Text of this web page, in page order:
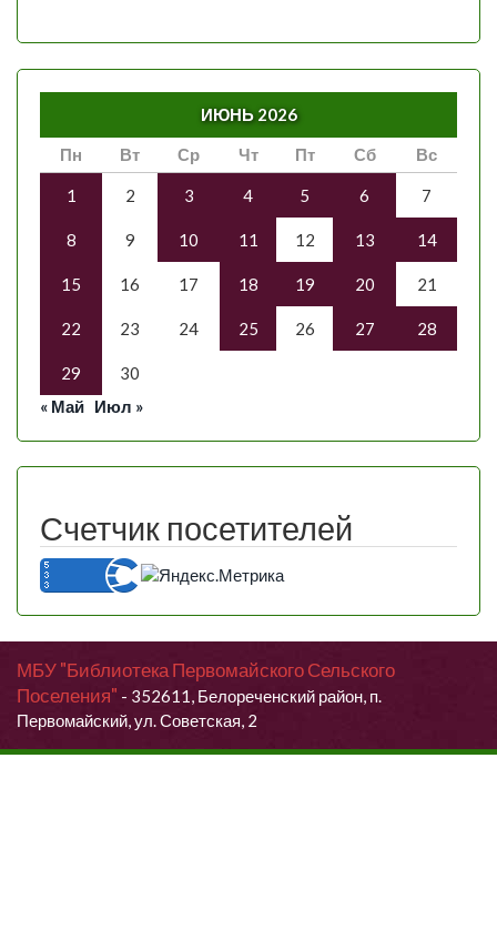
ИЮНЬ 2026
Пн
Вт Ср Чт Пт Сб Вс
1 2 3 4 5 6 7
8 9 10 11 12 13 14
15 16 17 18 19 20 21
22 23 24 25 26 27 28
29
30
« Май Июл »
Счетчик посетителей
МБУ "Библиотека Первомайского Сельского
Поселения" - 352611, Белореченский район, п.
Первомайский, ул. Советская, 2